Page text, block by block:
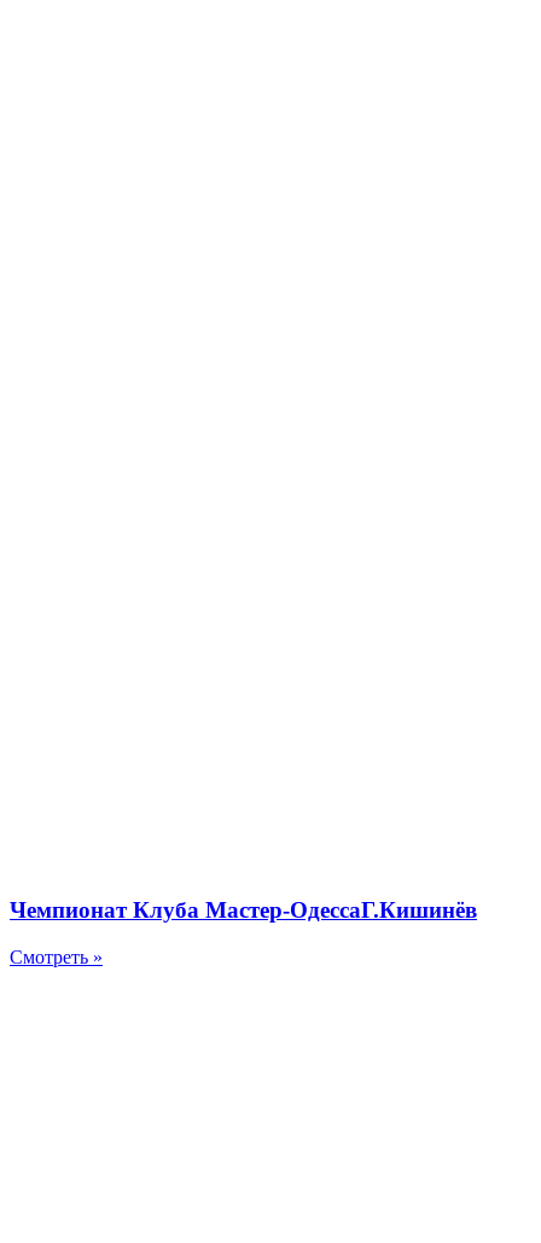
Чемпионат Клуба Мастер-ОдессаГ.Кишинёв
Смотреть »